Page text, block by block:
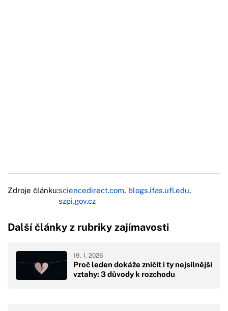
Zdroje článku:sciencedirect.com, blogs.ifas.ufl.edu,
szpi.gov.cz
Další články z rubriky zajímavosti
Proč leden dokáže zničit i ty nejsilnější
vztahy: 3 důvody k rozchodu
19. 1. 2026